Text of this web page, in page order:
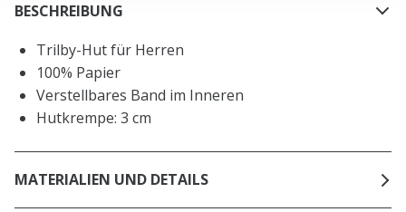
BESCHREIBUNG
Trilby-Hut für Herren
100% Papier
Verstellbares Band im Inneren
Hutkrempe: 3 cm
MATERIALIEN UND DETAILS